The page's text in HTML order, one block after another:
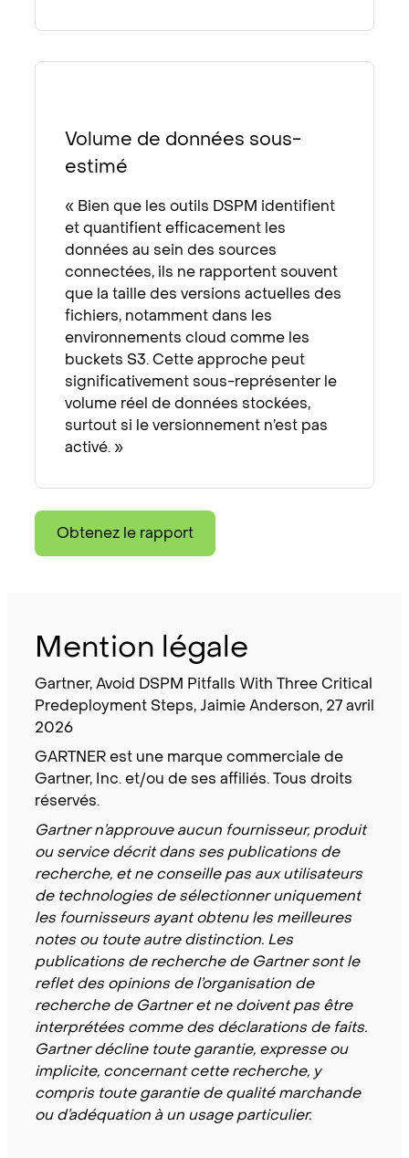
Volume de données sous-
estimé
« Bien que les outils DSPM identifient
et quantifient efficacement les
données au sein des sources
connectées, ils ne rapportent souvent
que la taille des versions actuelles des
fichiers, notamment dans les
environnements cloud comme les
buckets S3. Cette approche peut
significativement sous-représenter le
volume réel de données stockées,
surtout si le versionnement n’est pas
activé. »
Obtenez le rapport
Mention légale
Gartner, Avoid DSPM Pitfalls With Three Critical
Predeployment Steps, Jaimie Anderson, 27 avril
2026
GARTNER est une marque commerciale de
Gartner, Inc. et/ou de ses affiliés. Tous droits
réservés.
Gartner n’approuve aucun fournisseur, produit
ou service décrit dans ses publications de
recherche, et ne conseille pas aux utilisateurs
de technologies de sélectionner uniquement
les fournisseurs ayant obtenu les meilleures
notes ou toute autre distinction. Les
publications de recherche de Gartner sont le
reflet des opinions de l’organisation de
recherche de Gartner et ne doivent pas être
interprétées comme des déclarations de faits.
Gartner décline toute garantie, expresse ou
implicite, concernant cette recherche, y
compris toute garantie de qualité marchande
ou d’adéquation à un usage particulier.